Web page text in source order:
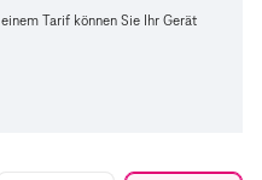
Tarif können Sie Ihr Gerät